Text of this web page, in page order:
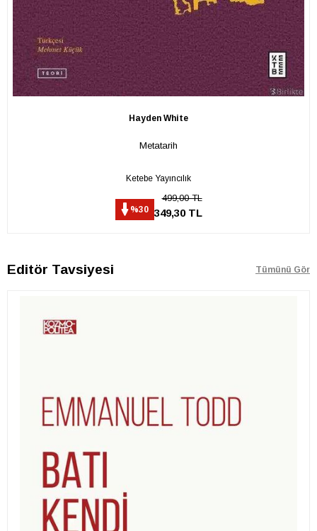
Hayden White
Metatarih
Ketebe Yayıncılık
%30
499,00 TL
349,30 TL
Editör Tavsiyesi Tümünü Gör